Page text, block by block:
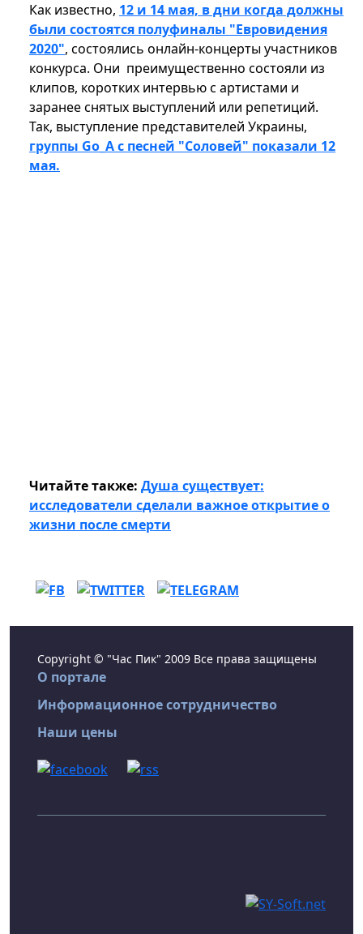
Как известно, 12 и 14 мая, в дни когда должны
были состоятся полуфиналы "Евровидения
2020", состоялись онлайн-концерты участников
конкурса. Они преимущественно состояли из
клипов, коротких интервью с артистами и
заранее снятых выступлений или репетиций.
Так, выступление представителей Украины,
группы Go_A с песней "Соловей" показали 12
мая.
Читайте также: Душа существует:
исследователи сделали важное открытие о
жизни после смерти
Copyright © "Час Пик" 2009 Все права защищены
О портале
Информационное сотрудничество
Наши цены